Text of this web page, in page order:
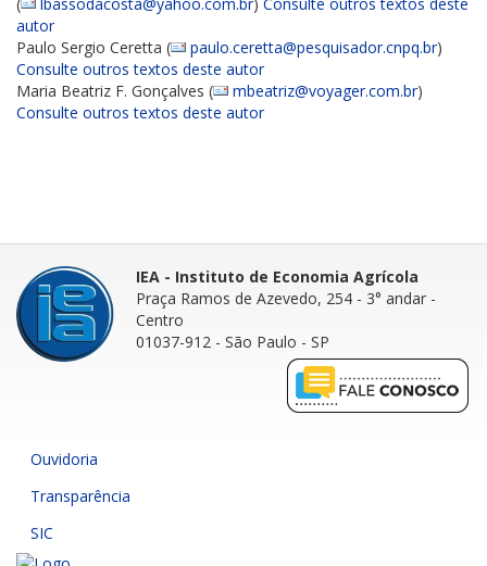
autor
Paulo Sergio Ceretta (
paulo.ceretta@pesquisador.cnpq.br)
Consulte outros textos deste autor
Maria Beatriz F. Gonçalves (
mbeatriz@voyager.com.br)
Consulte outros textos deste autor
IEA - Instituto de Economia Agrícola
Praça Ramos de Azevedo, 254 - 3° andar -
Centro
01037-912 - São Paulo - SP
Ouvidoria
Transparência
SIC